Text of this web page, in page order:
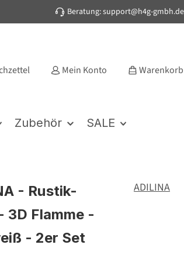
Beratung: support@h4g-gmbh.de
Mein Konto Warenkorb
Zubehör SALE
- Rustik-
3D Flamme -
- 2er Set
ADILINA